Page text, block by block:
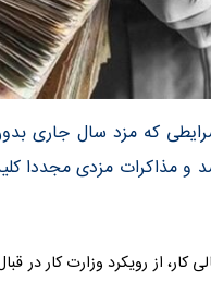
شرایطی که مزد سال جاری
مذاکرات مزدی مجددا
از رویکرد وزارت کار در